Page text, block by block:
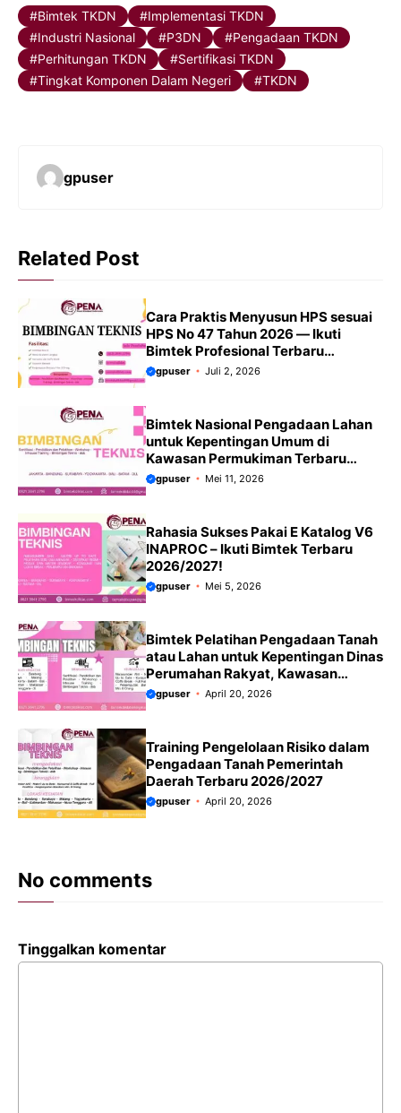
Bimtek TKDN
Implementasi TKDN
Industri Nasional
P3DN
Pengadaan TKDN
Perhitungan TKDN
Sertifikasi TKDN
Tingkat Komponen Dalam Negeri
TKDN
gpuser
Related Post
Cara Praktis Menyusun HPS sesuai
HPS No 47 Tahun 2026 — Ikuti
Bimtek Profesional Terbaru
2026/2027
gpuser Juli 2, 2026
Bimtek Nasional Pengadaan Lahan
untuk Kepentingan Umum di
Kawasan Permukiman Terbaru
tahun 2026/2027 menekankan
update PP No. 39 Tahun 2023 yang
dari PP 19/2021.
gpuser Mei 11, 2026
Rahasia Sukses Pakai E Katalog V6
INAPROC – Ikuti Bimtek Terbaru
2026/2027!
gpuser Mei 5, 2026
Bimtek Pelatihan Pengadaan Tanah
atau Lahan untuk Kepentingan Dinas
Perumahan Rakyat, Kawasan
Permukiman dan Pertanahan
Terbaru 2026/2027
gpuser April 20, 2026
Training Pengelolaan Risiko dalam
Pengadaan Tanah Pemerintah
Daerah Terbaru 2026/2027
gpuser April 20, 2026
No comments
Tinggalkan komentar